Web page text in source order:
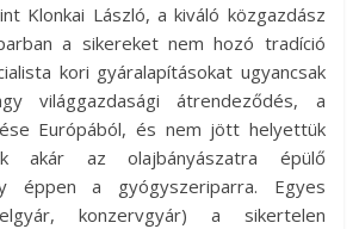
Klonkai László, a kiváló közgazdász
a sikereket nem hozó tradíció
kori gyáralapításokat ugyancsak
világgazdasági átrendeződés, a
Európából, és nem jött helyettük
akár az olajbányászatra épülő
éppen a gyógyszeriparra. Egyes
konzervgyár) a sikertelen